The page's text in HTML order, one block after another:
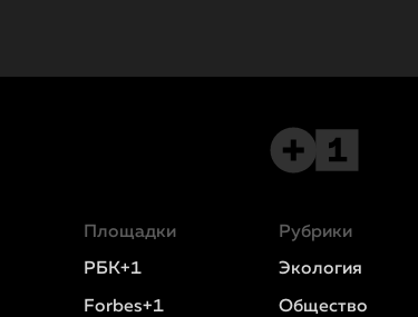
Площадки
РБК+1
Forbes+1
Рубрики
Экология
Общество